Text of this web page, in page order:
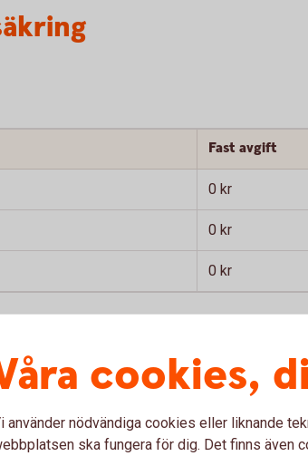
Fast avgift
0 kr
0 kr
0 kr
Fast avgift
120 kr
cookies,
använder nödvändiga cookies eller liknande
ska fungera för dig. Det finns även